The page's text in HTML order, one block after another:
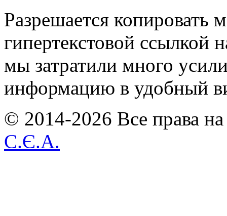
Разрешается копировать
гипертекстовой ссылкой
мы затратили много
информацию в удобный
© 2014-2026 Все права
С.Є.А.